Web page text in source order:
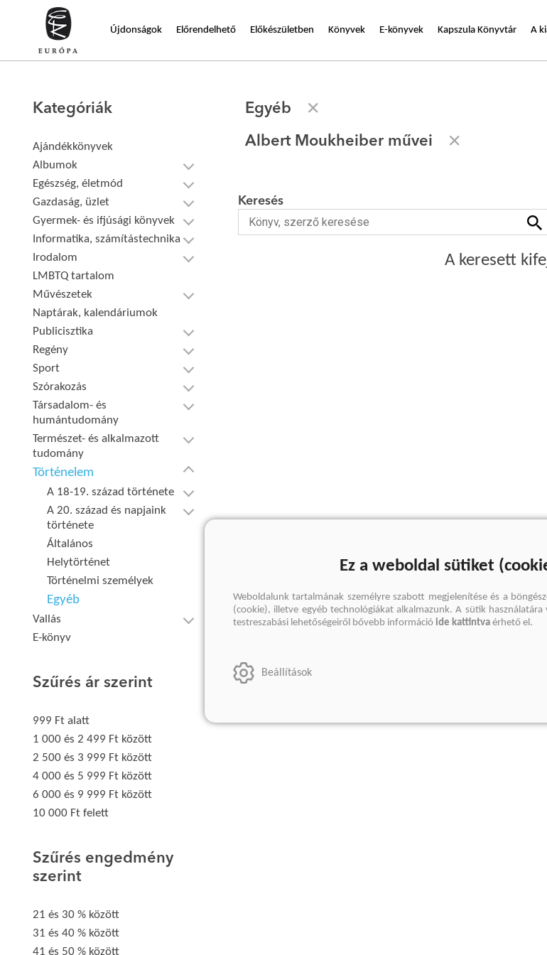
Újdonságok Előrendelhető Előkészületben Könyvek E-könyvek Kapszula Könyvtár A
Kategóriák
Ajándékkönyvek
Albumok
Egészség, életmód
Gazdaság, üzlet
Gyermek- és ifjúsági könyvek
Informatika, számítástechnika
Irodalom
LMBTQ tartalom
Művészetek
Naptárak, kalendáriumok
Publicisztika
Regény
Sport
Szórakozás
Társadalom- és
humántudomány
Természet- és alkalmazott
tudomány
Történelem
A 18-19. század története
A 20. század és napjaink
története
Általános
Helytörténet
Történelmi személyek
Egyéb
Vallás
E-könyv
Szűrés ár szerint
999 Ft alatt
1 000 és 2 499 Ft között
2 500 és 3 999 Ft között
4 000 és 5 999 Ft között
6 000 és 9 999 Ft között
10 000 Ft felett
Szűrés engedmény
szerint
21 és 30 % között
31 és 40 % között
41 és 50 % között
Egyéb
Albert Moukheiber művei
Keresés
A keresett
Ez a weboldal sütiket
Weboldalunk tartalmának személyre szabott megjelenítése és a
(cookie), illetve egyéb technológiákat alkalmazunk. A sütik
testreszabási lehetőségeiről bővebb információ ide kattintva érhető el.
Beállítások